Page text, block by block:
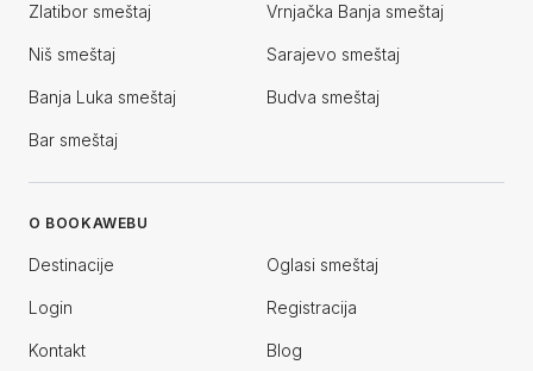
Zlatibor smeštaj Vrnjačka Banja smeštaj
Niš smeštaj Sarajevo smeštaj
Banja Luka smeštaj Budva smeštaj
Bar smeštaj
O BOOKAWEBU
Destinacije Oglasi smeštaj
Login Registracija
Kontakt Blog